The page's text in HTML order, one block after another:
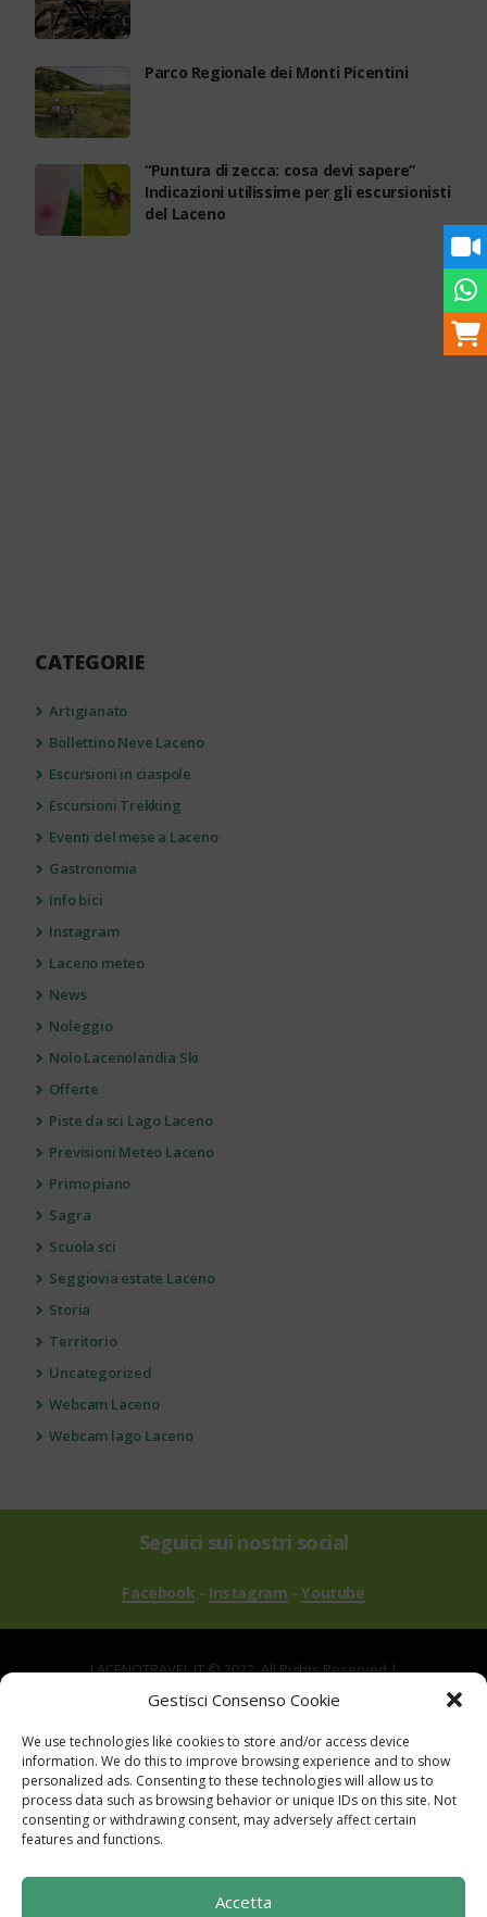
Gestisci Consenso Cookie
We use technologies like cookies to store and/or access device
information. We do this to improve browsing experience and to show
personalized ads. Consenting to these technologies will allow us to
process data such as browsing behavior or unique IDs on this site. Not
consenting or withdrawing consent, may adversely affect certain
features and functions.
Accetta
Parco Regionale dei Monti Picentini
“Puntura di zecca: cosa devi sapere”
Indicazioni utilissime per gli escursionisti
del Laceno
CATEGORIE
Artigianato
Bollettino Neve Laceno
Escursioni in ciaspole
Escursioni Trekking
Eventi del mese a Laceno
Gastronomia
Info bici
Instagram
Laceno meteo
News
Noleggio
Nolo Lacenolandia Ski
Offerte
Piste da sci Lago Laceno
Previsioni Meteo Laceno
Primo piano
Sagra
Scuola sci
Seggiovia estate Laceno
Storia
Territorio
Uncategorized
Webcam Laceno
Webcam lago Laceno
Seguici sui nostri social
Facebook - Instagram -Youtube
LACENOTRAVEL.IT © 2022. All Rights Reserved |
via Alle Mandrie, 83043 Bagnoli Irpino AV | P.IVA
Powered byTreeWeb|Privacy| Cookie |
Contatti |Mappa del Sito
Sito realizzato con i fondi del "Gruppo di Azione
Locale I Sentieri del Buon Vivere s.c. a r.l.".